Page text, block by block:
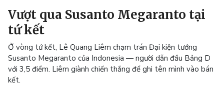
Vượt qua Susanto Megaranto tại
tứ kết
Ở vòng tứ kết, Lê Quang Liêm chạm trán Đại kiện tướng
Susanto Megaranto của Indonesia — người dẫn đầu Bảng D
với 3,5 điểm. Liêm giành chiến thắng để ghi tên mình vào bán
kết.